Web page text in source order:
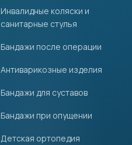
Инвалидные коляски и
санитарные стулья
Бандажи после операции
Антиварикозные изделия
Бандажи для суставов
Бандажи при опущении
Детская ортопедия